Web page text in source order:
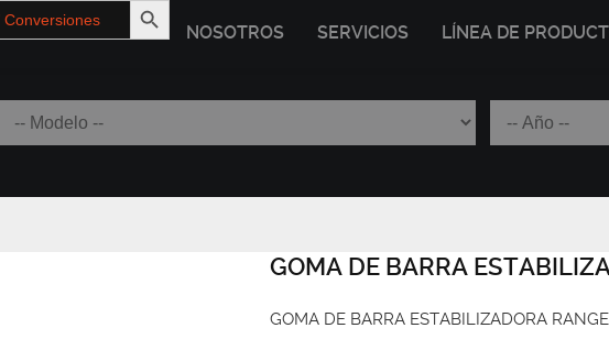
NOSOTROS SERVICIOS LÍNEA DE
GOMA DE BARRA
GOMA DE BARRA ESTABILIZADORA